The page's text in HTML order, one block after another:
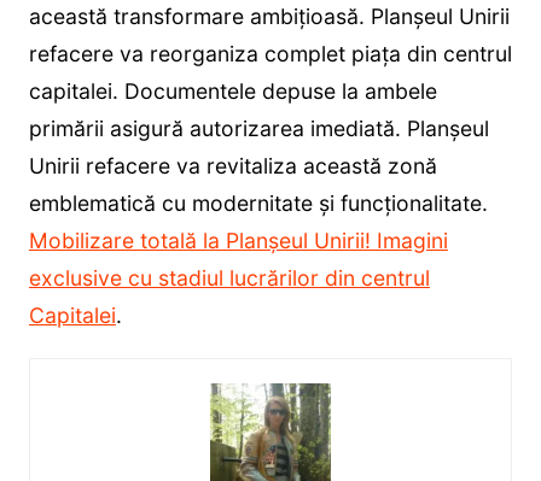
această transformare ambițioasă. Planșeul Unirii
refacere va reorganiza complet piața din centrul
capitalei. Documentele depuse la ambele
primării asigură autorizarea imediată. Planșeul
Unirii refacere va revitaliza această zonă
emblematică cu modernitate și funcționalitate.
Mobilizare totală la Planșeul Unirii! Imagini
exclusive cu stadiul lucrărilor din centrul
Capitalei.